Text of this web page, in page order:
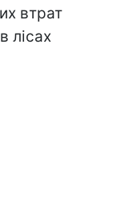
втрат
лісах